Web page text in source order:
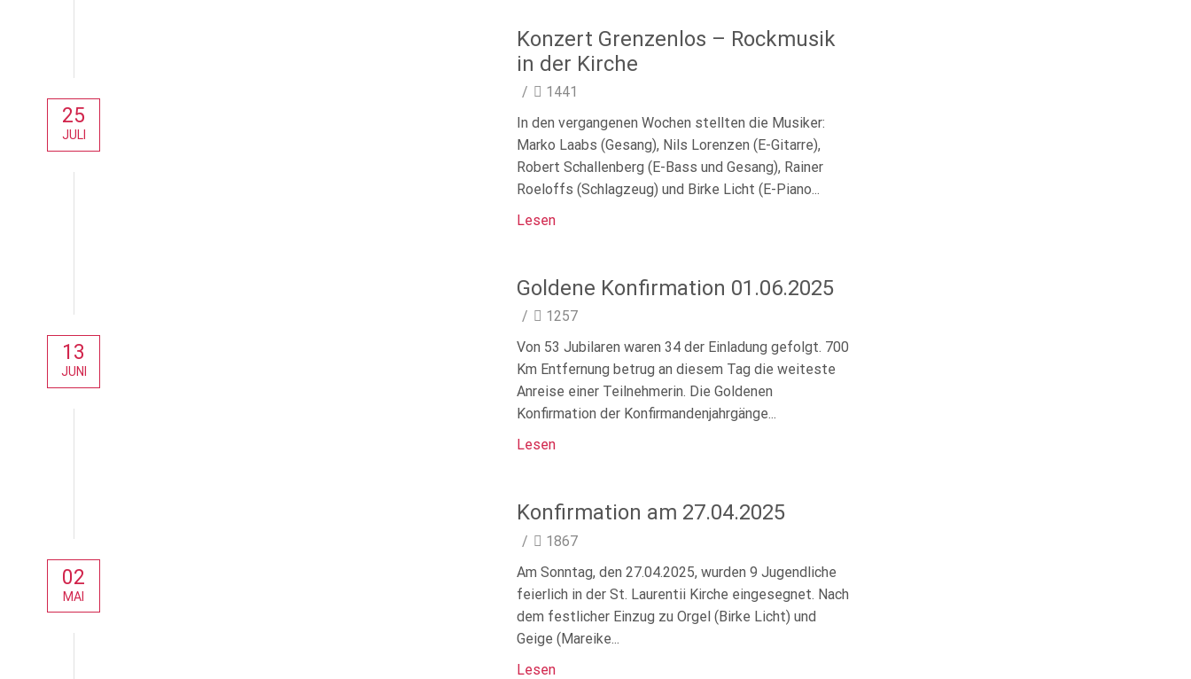
Konzert Grenzenlos – Rockmusik
in der Kirche
/
1441
In den vergangenen Wochen stellten die Musiker:
Marko Laabs (Gesang), Nils Lorenzen (E-Gitarre),
Robert Schallenberg (E-Bass und Gesang), Rainer
Roeloffs (Schlagzeug) und Birke Licht (E-Piano...
Lesen
25
JULI
Goldene Konfirmation 01.06.2025
/
1257
Von 53 Jubilaren waren 34 der Einladung gefolgt. 700
Km Entfernung betrug an diesem Tag die weiteste
Anreise einer Teilnehmerin. Die Goldenen
Konfirmation der Konfirmandenjahrgänge...
Lesen
13
JUNI
Konfirmation am 27.04.2025
/
1867
Am Sonntag, den 27.04.2025, wurden 9 Jugendliche
feierlich in der St. Laurentii Kirche eingesegnet. Nach
dem festlicher Einzug zu Orgel (Birke Licht) und
Geige (Mareike...
Lesen
02
MAI